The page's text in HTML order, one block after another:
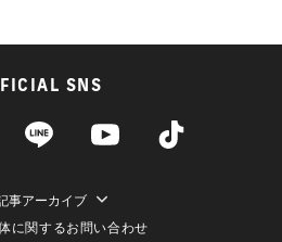
SNS
事アーカイブ
に関するお問い合わせ